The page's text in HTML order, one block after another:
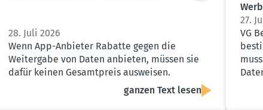
28. Juli 2026
Wenn App-Anbieter Rabatte gegen die
Weitergabe von Daten anbieten, müssen sie
dafür keinen Gesamtpreis ausweisen.
ganzen Text lesen
27.
VG